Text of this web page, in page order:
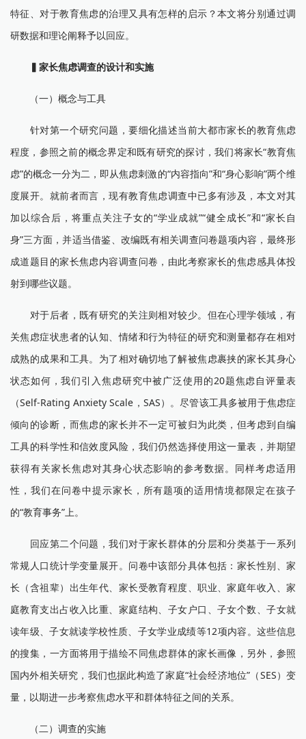
特征、对于教育焦虑的治理又具有怎样的启示？本文将分别通过调
研数据和理论阐释予以回应。
▍ 家长焦虑调查的设计和实施
（一）概念与工具
针对第一个研究问题，要细化描述当前大都市家长的教育焦虑
程度，参照之前的概念界定和既有研究的探讨，我们将家长“教育焦
虑”的概念一分为二，即从焦虑刺激的“内容指向”和“身心影响”两个维
度展开。就前者而言，现有教育焦虑调查中已多有涉及，本文对其
加以综合后，将重点关注子女的“学业成就”“健全成长”和“家长自
身”三方面，并适当借鉴、改编既有相关调查问卷题项内容，最终形
成道题目的家长焦虑内容调查问卷，由此考察家长的焦虑感具体投
射到哪些议题。
对于后者，既有研究的关注则相对较少。但在心理学领域，有
关焦虑症状患者的认知、情绪和行为特征的研究和测量都存在相对
成熟的成果和工具。为了相对确切地了解被焦虑裹挟的家长其身心
状态如何，我们引入焦虑研究中被广泛使用的20题焦虑自评量表
（Self-Rating Anxiety Scale，SAS）。尽管该工具多被用于焦虑症
倾向的诊断，而焦虑的家长并不一定可被归为此类，但考虑到自编
工具的科学性和信效度风险，我们仍然选择使用这一量表，并期望
获得有关家长焦虑对其身心状态影响的参考数据。同样考虑适用
性，我们在问卷中提示家长，所有题项的适用情境都限定在孩子
的“教育事务”上。
回应第二个问题，我们对于家长群体的分层和分类基于一系列
常规人口统计学变量展开。问卷中该部分具体包括：家长性别、家
长（含祖辈）出生年代、家长受教育程度、职业、家庭年收入、家
庭教育支出占收入比重、家庭结构、子女户口、子女个数、子女就
读年级、子女就读学校性质、子女学业成绩等12项内容。这些信息
的搜集，一方面将用于描绘不同焦虑群体的家长画像，另外，参照
国内外相关研究，我们也据此构造了家庭“社会经济地位”（SES）变
量，以期进一步考察焦虑水平和群体特征之间的关系。
（二）调查的实施